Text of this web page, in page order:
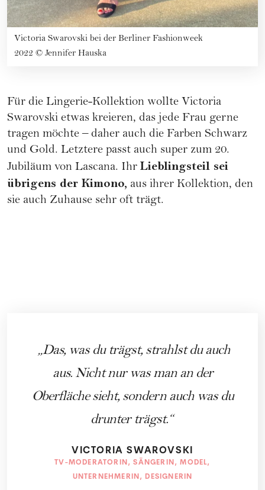
Victoria Swarovski bei der Berliner Fashionweek
2022 © Jennifer Hauska
Für die Lingerie-Kollektion wollte Victoria
Swarovski etwas kreieren, das jede Frau gerne
tragen möchte – daher auch die Farben Schwarz
und Gold. Letztere passt auch super zum 20.
Jubiläum von Lascana. Ihr Lieblingsteil sei
übrigens der Kimono, aus ihrer Kollektion, den
sie auch Zuhause sehr oft trägt.
Das, was du trägst, strahlst du auch
aus. Nicht nur was man an der
Oberfläche sieht, sondern auch was du
drunter trägst.
VICTORIA SWAROVSKI
TV-MODERATORIN, SÄNGERIN, MODEL,
UNTERNEHMERIN, DESIGNERIN